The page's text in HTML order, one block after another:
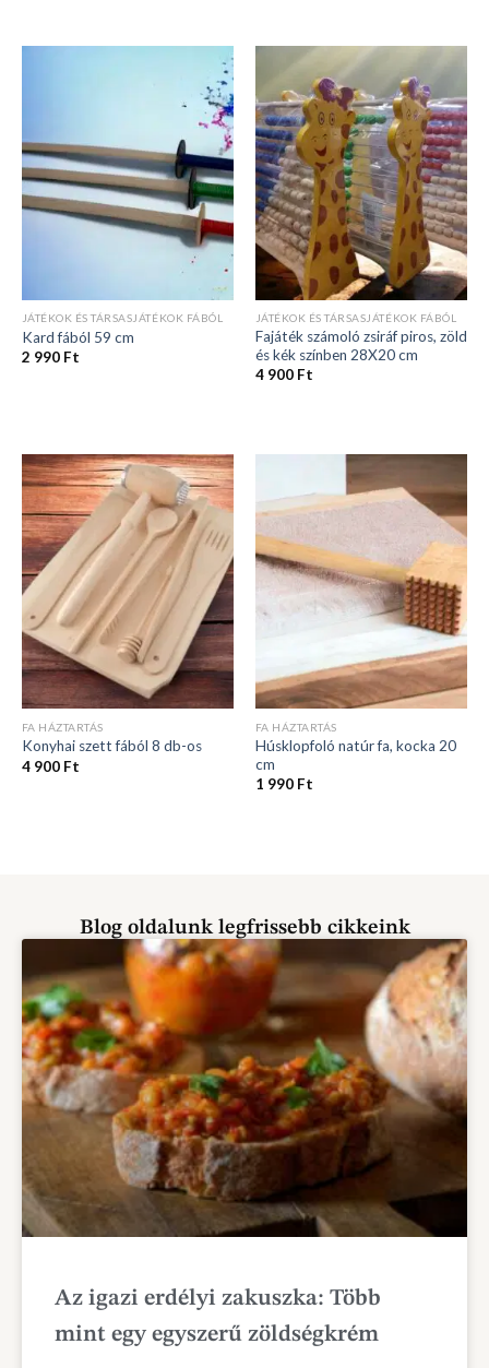
JÁTÉKOK ÉS TÁRSASJÁTÉKOK FÁBÓL
Kard fából 59 cm
2 990 Ft
JÁTÉKOK ÉS TÁRSASJÁTÉKOK FÁBÓL
Fajáték számoló zsiráf piros, zöld
és kék színben 28X20 cm
4 900 Ft
FA HÁZTARTÁS
Konyhai szett fából 8 db-os
4 900 Ft
FA HÁZTARTÁS
Húsklopfoló natúr fa, kocka 20
cm
1 990 Ft
Blog oldalunk legfrissebb cikkeink
Az igazi erdélyi zakuszka: Több
mint egy egyszerű zöldségkrém